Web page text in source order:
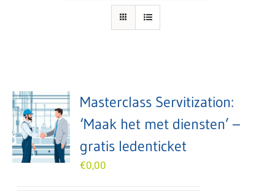
Masterclass Servitization:
‘Maak het met diensten’ –
gratis ledenticket
€0,00